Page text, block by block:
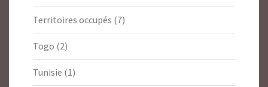
Territoires occupés (7)
Togo (2)
Tunisie (1)